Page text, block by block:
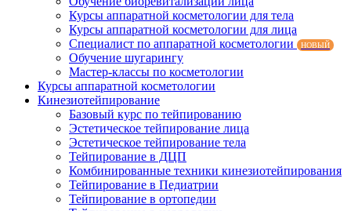
Курсы аппаратной косметологии для тела
Курсы аппаратной косметологии для лица
Специалист по аппаратной косметологии
НОВЫЙ
Обучение шугарингу
Мастер-классы по косметологии
Курсы аппаратной косметологии
Кинезиотейпирование
Базовый курс по тейпированию
Эстетическое тейпирование лица
Эстетическое тейпирование тела
Тейпирование в ДЦП
Комбинированные техники кинезиотейпирования
Тейпирование в Педиатрии
Тейпирование в ортопедии